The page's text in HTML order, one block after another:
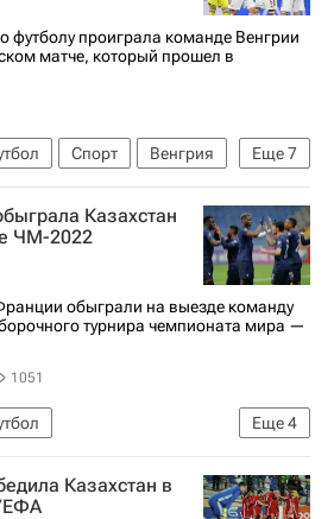
футболу проиграла команде Венгрии
матче, который прошел в
Еще7
Спорт
Венгрия
Доминик Собослаи
Зенит
Ахмат
Казахстан
ЧМ-2022
обыграли на выезде команду
турнира чемпионата мира —
1051
Еще4
Килиан Мбаппе
Казахстан в